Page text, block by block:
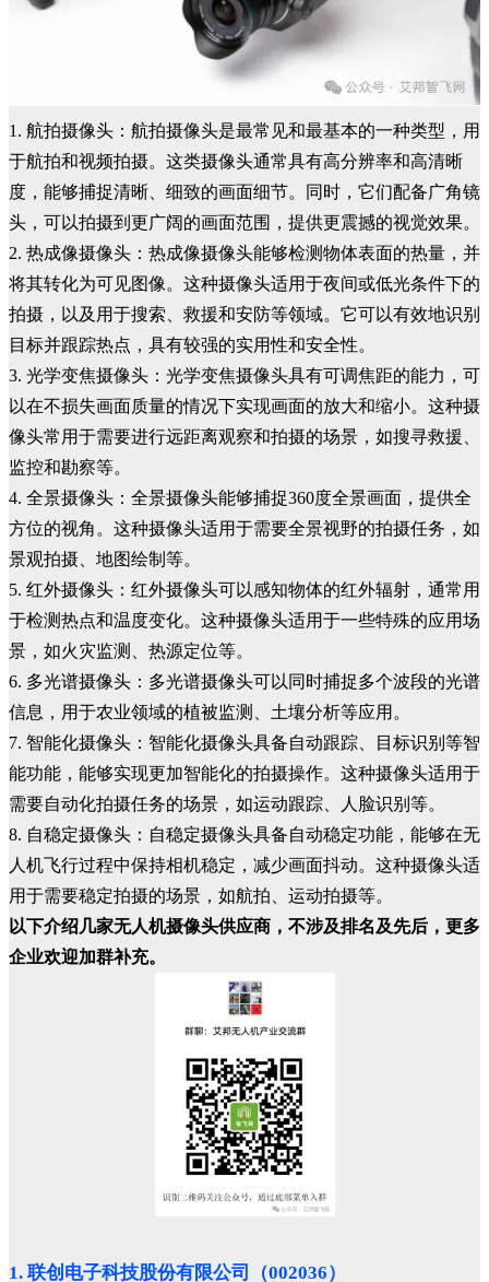
1. 航拍摄像头：航拍摄像头是最常见和最基本的一种类型，用
于航拍和视频拍摄。这类摄像头通常具有高分辨率和高清晰
度，能够捕捉清晰、细致的画面细节。同时，它们配备广角镜
头，可以拍摄到更广阔的画面范围，提供更震撼的视觉效果。
2. 热成像摄像头：热成像摄像头能够检测物体表面的热量，并
将其转化为可见图像。这种摄像头适用于夜间或低光条件下的
拍摄，以及用于搜索、救援和安防等领域。它可以有效地识别
目标并跟踪热点，具有较强的实用性和安全性。
3. 光学变焦摄像头：光学变焦摄像头具有可调焦距的能力，可
以在不损失画面质量的情况下实现画面的放大和缩小。这种摄
像头常用于需要进行远距离观察和拍摄的场景，如搜寻救援、
监控和勘察等。
4. 全景摄像头：全景摄像头能够捕捉360度全景画面，提供全
方位的视角。这种摄像头适用于需要全景视野的拍摄任务，如
景观拍摄、地图绘制等。
5. 红外摄像头：红外摄像头可以感知物体的红外辐射，通常用
于检测热点和温度变化。这种摄像头适用于一些特殊的应用场
景，如火灾监测、热源定位等。
6. 多光谱摄像头：多光谱摄像头可以同时捕捉多个波段的光谱
信息，用于农业领域的植被监测、土壤分析等应用。
7. 智能化摄像头：智能化摄像头具备自动跟踪、目标识别等智
能功能，能够实现更加智能化的拍摄操作。这种摄像头适用于
需要自动化拍摄任务的场景，如运动跟踪、人脸识别等。
8. 自稳定摄像头：自稳定摄像头具备自动稳定功能，能够在无
人机飞行过程中保持相机稳定，减少画面抖动。这种摄像头适
用于需要稳定拍摄的场景，如航拍、运动拍摄等。
以下介绍几家无人机摄像头供应商，不涉及排名及先后，更多
企业欢迎加群补充。
1. 联创电子科技股份有限公司（002036）